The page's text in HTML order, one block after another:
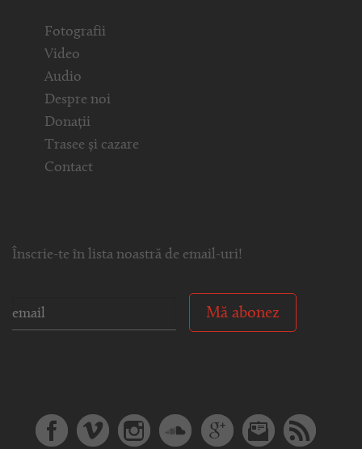
Fotografii
Video
Audio
Despre noi
Donații
Trasee și cazare
Contact
Înscrie-te în lista noastră de email-uri!
Mă abonez